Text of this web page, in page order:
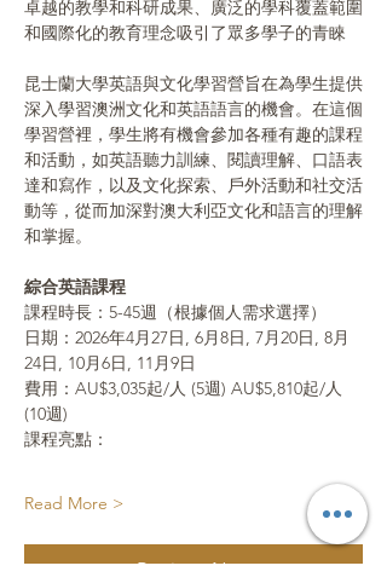
卓越的教學和科研成果、廣泛的學科覆蓋範圍
和國際化的教育理念吸引了眾多學子的青睞
昆士蘭大學英語與文化學習營旨在為學生提供
深入學習澳洲文化和英語語言的機會。在這個
學習營裡，學生將有機會參加各種有趣的課程
和活動，如英語聽力訓練、閱讀理解、口語表
達和寫作，以及文化探索、戶外活動和社交活
動等，從而加深對澳大利亞文化和語言的理解
和掌握。
綜合英語課程
課程時長：5-45週（根據個人需求選擇）
日期：2026年4月27日, 6月8日, 7月20日, 8月
24日, 10月6日, 11月9日
費用：AU$3,035起/人 (5週) AU$5,810起/人
(10週)
課程亮點：
Read More >
Register Now